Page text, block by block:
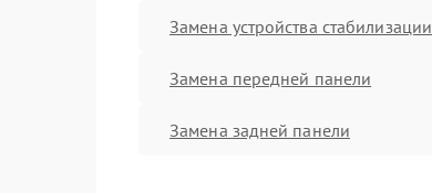
Замена устройства стабилизации
Замена передней панели
Замена задней панели